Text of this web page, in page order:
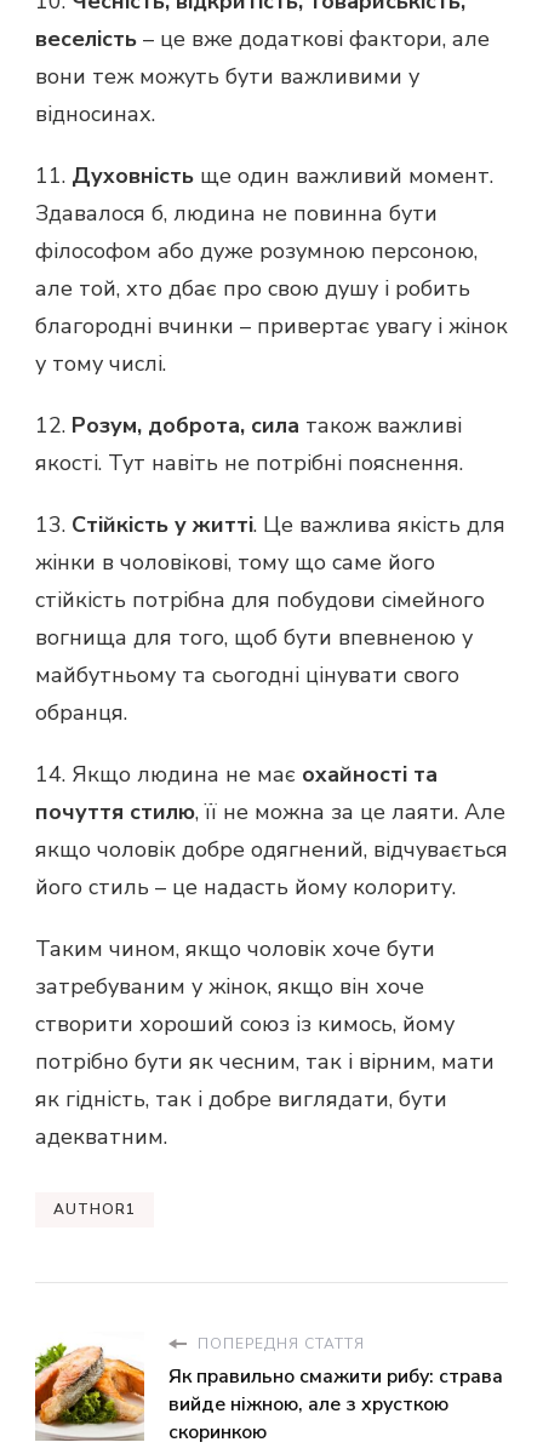
веселість – це вже додаткові фактори, але
вони теж можуть бути важливими у
відносинах.
11. Духовність ще один важливий момент.
Здавалося б, людина не повинна бути
філософом або дуже розумною персоною,
але той, хто дбає про свою душу і робить
благородні вчинки – привертає увагу і жінок
у тому числі.
12. Розум, доброта, сила також важливі
якості. Тут навіть не потрібні пояснення.
13. Стійкість у житті. Це важлива якість для
жінки в чоловікові, тому що саме його
стійкість потрібна для побудови сімейного
вогнища для того, щоб бути впевненою у
майбутньому та сьогодні цінувати свого
обранця.
14. Якщо людина не має охайності та
почуття стилю, її не можна за це лаяти. Але
якщо чоловік добре одягнений, відчувається
його стиль – це надасть йому колориту.
Таким чином, якщо чоловік хоче бути
затребуваним у жінок, якщо він хоче
створити хороший союз із кимось, йому
потрібно бути як чесним, так і вірним, мати
як гідність, так і добре виглядати, бути
адекватним.
AUTHOR1
ПОПЕРЕДНЯ СТАТТЯ
Як правильно смажити рибу: страва
вийде ніжною, але з хрусткою
скоринкою